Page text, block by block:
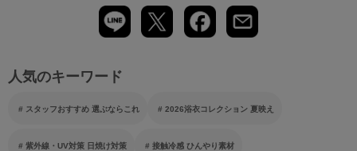
人気のキーワード
スタッフおすすめ 選ぶならこれ 2026浴衣コレクション 夏映え
紫外線・UV対策 日焼け対策 接触冷感 ひんやり素材